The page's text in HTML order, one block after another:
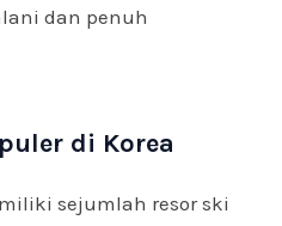
dan penuh
di Korea
sejumlah resor ski